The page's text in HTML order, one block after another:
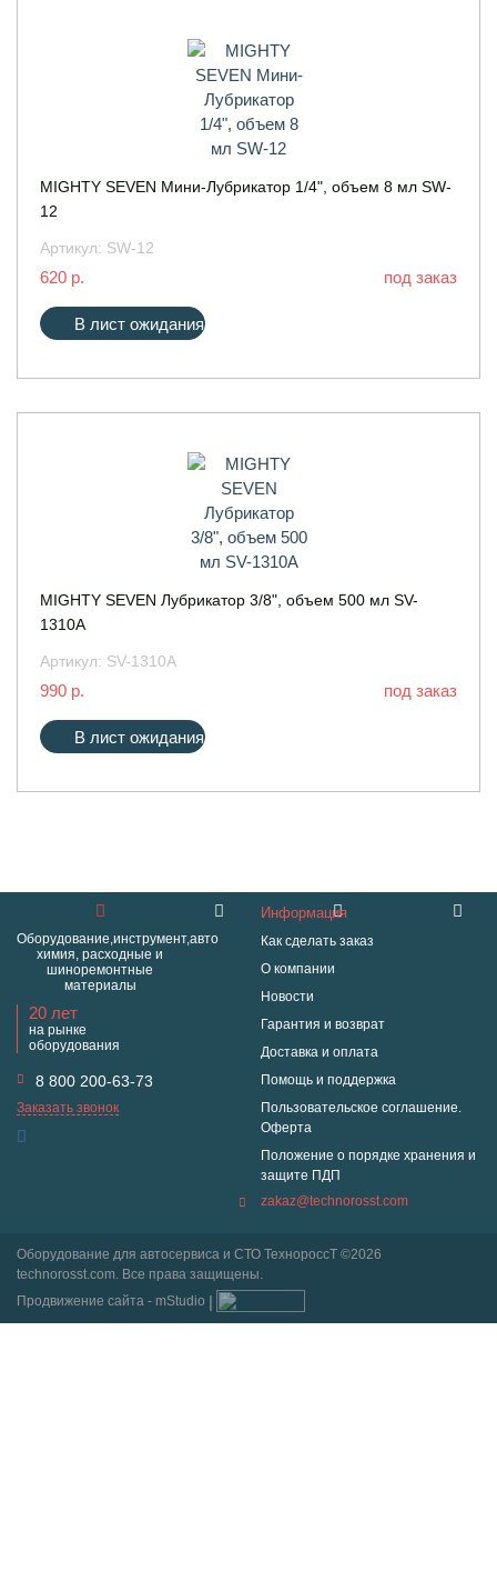
MIGHTY SEVEN Мини-Лубрикатор 1/4", объем 8 мл SW-
12
Артикул: SW-12
620 р. под заказ
В лист ожидания
MIGHTY SEVEN Лубрикатор 3/8", объем 500 мл SV-
1310A
Артикул: SV-1310A
990 р. под заказ
В лист ожидания
Оборудование,инструмент,авто
химия, расходные и
шиноремонтные
материалы
20 лет
на рынке
оборудования
8 800 200-63-73
Заказать звонок
Информация
Как сделать заказ
О компании
Новости
Гарантия и возврат
Доставка и оплата
Помощь и поддержка
Пользовательское соглашение.
Оферта
Положение о порядке хранения и
защите ПДП
zakaz@technorosst.com
Оборудование для автосервиса и СТО ТехнороссТ ©2026
technorosst.com. Все права защищены.
Продвижение сайта - mStudio